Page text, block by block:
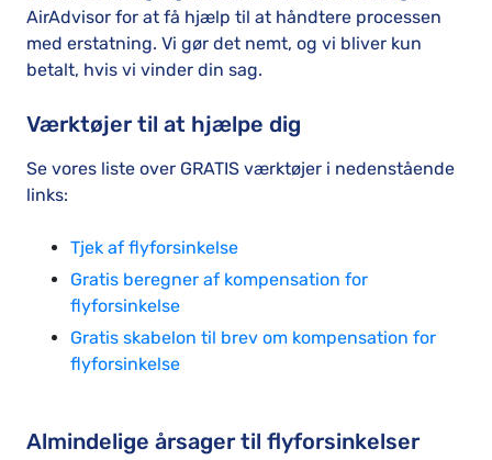
AirAdvisor for at få hjælp til at håndtere processen
med erstatning. Vi gør det nemt, og vi bliver kun
betalt, hvis vi vinder din sag.
Værktøjer til at hjælpe dig
Se vores liste over GRATIS værktøjer i nedenstående
links:
Tjek af flyforsinkelse
Gratis beregner af kompensation for
flyforsinkelse
Gratis skabelon til brev om kompensation for
flyforsinkelse
Almindelige årsager til flyforsinkelser